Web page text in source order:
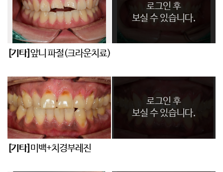
로그인 후
보실 수 있습니다.
[기타] 앞니 파절(크라운치료)
로그인 후
보실 수 있습니다.
[기타] 미백+치경부레진